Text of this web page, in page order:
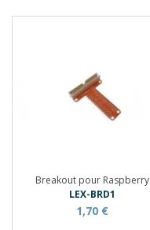
Breakout pour Raspberry
LEX-BRD1
1,70 €